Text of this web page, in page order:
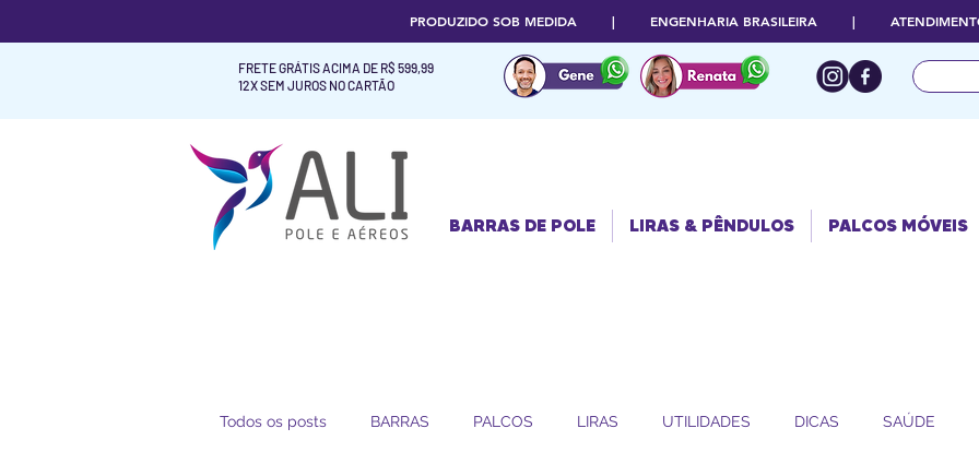
PRODUZIDO SOB MEDIDA | ENGENHARIA BRASILEIRA |
FRETE GRÁTIS ACIMA DE R$ 599,99
12X SEM JUROS NO CARTÃO
BARRAS DE POLE LIRAS & PÊNDULOS PALCOS MÓVEIS
Todos os posts BARRAS PALCOS LIRAS UTILIDADES DICAS SAÚDE